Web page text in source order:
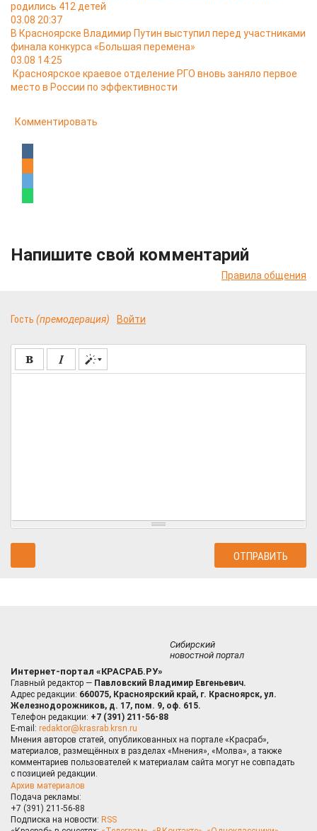
родились 412 детей
03.08 20:37
В Красноярске Владимир Путин выступил перед участниками
финала конкурса «Большая перемена»
03.08 14:25
Красноярское краевое отделение РГО вновь заняло первое
место в России по эффективности
Комментировать
Напишите свой комментарий
Правила общения
Гость (премодерация) Войти
Сибирский
новостной портал
Интернет-портал «КРАСРАБ.РУ»
Главный редактор — Павловский Владимир Евгеньевич.
Адрес редакции: 660075, Красноярский край, г. Красноярск, ул.
Железнодорожников, д. 17, пом. 9, оф. 615.
Телефон редакции: +7 (391) 211-56-88
E-mail: redaktor@krasrab.krsn.ru
Мнения авторов статей, опубликованных на портале «Красраб»,
материалов, размещённых в разделах «Мнения», «Молва», а также
комментариев пользователей к материалам сайта могут не совпадать
с позицией редакции.
Архив материалов
Подача рекламы:
+7 (391) 211-56-88
Подписка на новости: RSS